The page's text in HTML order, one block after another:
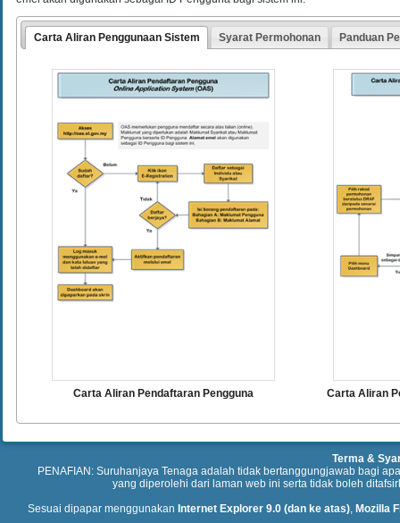
Carta Aliran Penggunaan Sistem Syarat Permohonan Panduan
Carta Aliran Pendaftaran Pengguna Carta Aliran
Terma &
PENAFIAN: Suruhanjaya Tenaga adalah tidak bertanggungjawab bagi
yang diperolehi dari laman web ini serta tidak boleh
Sesuai dipapar menggunakan Internet Explorer 9.0 (dan ke atas), Mozilla